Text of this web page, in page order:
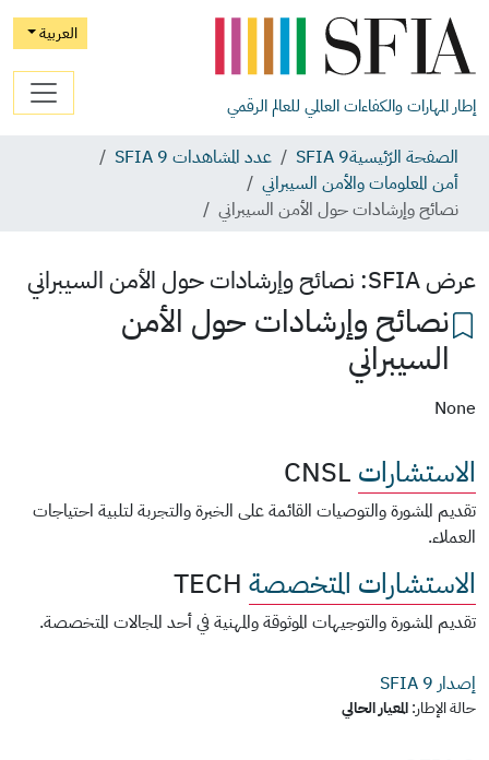
العربية
إطار المهارات والكفاءات العالمي للعالم الرقمي
الصفحة الرّئيسيةSFIA 9
عدد المشاهدات SFIA 9
أمن المعلومات والأمن السيبراني
نصائح وإرشادات حول الأمن السيبراني
عرض SFIA: نصائح وإرشادات حول الأمن السيبراني
نصائح وإرشادات حول الأمن
السيبراني
None
الاستشارات CNSL
تقديم المشورة والتوصيات القائمة على الخبرة والتجربة لتلبية احتياجات
العملاء.
الاستشارات المتخصصة TECH
تقديم المشورة والتوجيهات الموثوقة والمهنية في أحد المجالات المتخصصة.
إصدار SFIA 9
حالة الإطار:المعيار الحالي